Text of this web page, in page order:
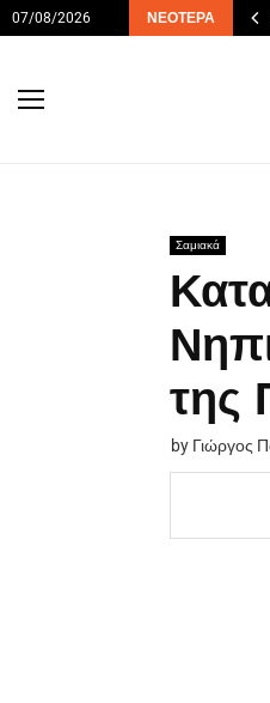
07/08/2026 ΝΕΌΤΕΡΑ
Σαμιακά
της
by Γιώργος